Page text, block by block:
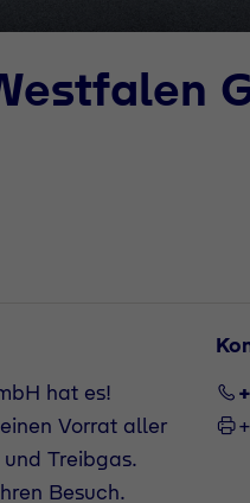
hat es!
Vorrat aller
Treibgas.
Besuch.